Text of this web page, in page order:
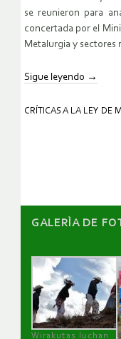
se reunieron para
concertada por el
Metalurgia y sectores
Sigue leyendo →
CRÍTICAS A LA LEY DE
GALERÌA DE
Wirakutas luchan